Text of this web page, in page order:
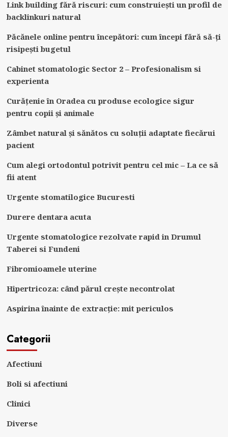
Link building fără riscuri: cum construiești un profil de
backlinkuri natural
Păcănele online pentru începători: cum începi fără să-ți
risipești bugetul
Cabinet stomatologic Sector 2 – Profesionalism si
experienta
Curățenie în Oradea cu produse ecologice sigur
pentru copii și animale
Zâmbet natural și sănătos cu soluții adaptate fiecărui
pacient
Cum alegi ortodontul potrivit pentru cel mic – La ce să
fii atent
Urgente stomatilogice Bucuresti
Durere dentara acuta
Urgente stomatologice rezolvate rapid in Drumul
Taberei si Fundeni
Fibromioamele uterine
Hipertricoza: când părul crește necontrolat
Aspirina înainte de extracție: mit periculos
Categorii
Afectiuni
Boli si afectiuni
Clinici
Diverse